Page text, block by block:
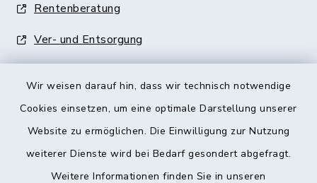
Wir weisen darauf hin, dass wir technisch notwendige
Cookies einsetzen, um eine optimale Darstellung unserer
Website zu ermöglichen. Die Einwilligung zur Nutzung
weiterer Dienste wird bei Bedarf gesondert abgefragt.
Weitere Informationen finden Sie in unseren
Rentenberatung
Ver- und Entsorgung